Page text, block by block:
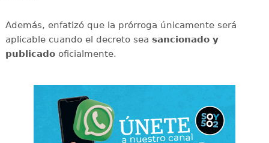
Además, enfatizó que la prórroga únicamente será
aplicable cuando el decreto sea sancionado y
publicadooficialmente.